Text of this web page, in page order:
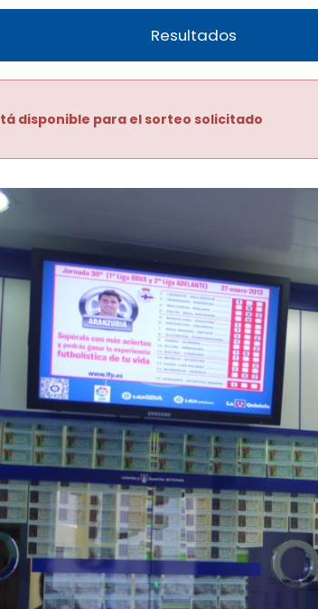
Resultados
disponible para el sorteo solicitado